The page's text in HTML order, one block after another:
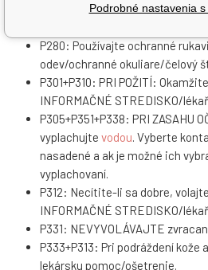
P271: Používajte iba vonku alebo
P280: Používajte ochranné
odev/ochranné okuliare/čelový
P301+P310: PRI POŽITÍ:
INFORMAČNÉ STREDISKO/
P305+P351+P338: PRI ZASAHU
vyplachujte vodou. Vyberte
nasadené a ak je možné ich
vyplachovaní.
P312: Necítite-li sa dobre, volajte
INFORMAČNÉ STREDISKO/
P331: NEVYVOLÁVAJTE
P333+P313: Pri podráždení
lekársku pomoc/ošetrenie.
Podrobné nastavenia